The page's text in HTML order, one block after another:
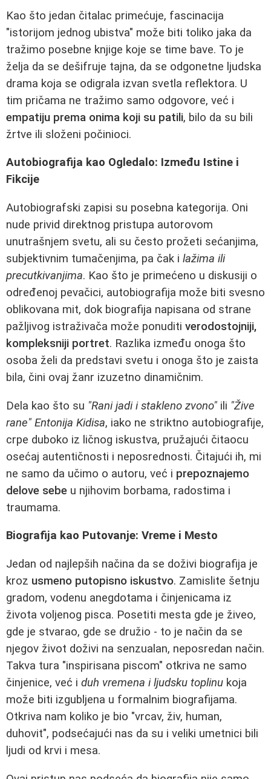
Kao što jedan čitalac primećuje, fascinacija
"istorijom jednog ubistva" može biti toliko jaka da
tražimo posebne knjige koje se time bave. To je
želja da se dešifruje tajna, da se odgonetne ljudska
drama koja se odigrala izvan svetla reflektora. U
tim pričama ne tražimo samo odgovore, već i
empatiju prema onima koji su patili, bilo da su bili
žrtve ili složeni počinioci.
Autobiografija kao Ogledalo: Između Istine i
Fikcije
Autobiografski zapisi su posebna kategorija. Oni
nude privid direktnog pristupa autorovom
unutrašnjem svetu, ali su često prožeti sećanjima,
subjektivnim tumačenjima, pa čak i lažima ili
precutkivanjima. Kao što je primećeno u diskusiji o
određenoj pevačici, autobiografija može biti svesno
oblikovana mit, dok biografija napisana od strane
pažljivog istraživača može ponuditi verodostojniji,
kompleksniji portret. Razlika između onoga što
osoba želi da predstavi svetu i onoga što je zaista
bila, čini ovaj žanr izuzetno dinamičnim.
Dela kao što su "Rani jadi i stakleno zvono" ili "Žive
rane" Entonija Kidisa, iako ne striktno autobiografije,
crpe duboko iz ličnog iskustva, pružajući čitaocu
osećaj autentičnosti i neposrednosti. Čitajući ih, mi
ne samo da učimo o autoru, već i prepoznajemo
delove sebe u njihovim borbama, radostima i
traumama.
Biografija kao Putovanje: Vreme i Mesto
Jedan od najlepših načina da se doživi biografija je
kroz usmeno putopisno iskustvo. Zamislite šetnju
gradom, vodenu anegdotama i činjenicama iz
života voljenog pisca. Posetiti mesta gde je živeo,
gde je stvarao, gde se družio - to je način da se
njegov život doživi na senzualan, neposredan način.
Takva tura "inspirisana piscom" otkriva ne samo
činjenice, već i duh vremena i ljudsku toplinu koja
može biti izgubljena u formalnim biografijama.
Otkriva nam koliko je bio "vrcav, živ, human,
duhovit", podsećajući nas da su i veliki umetnici bili
ljudi od krvi i mesa.